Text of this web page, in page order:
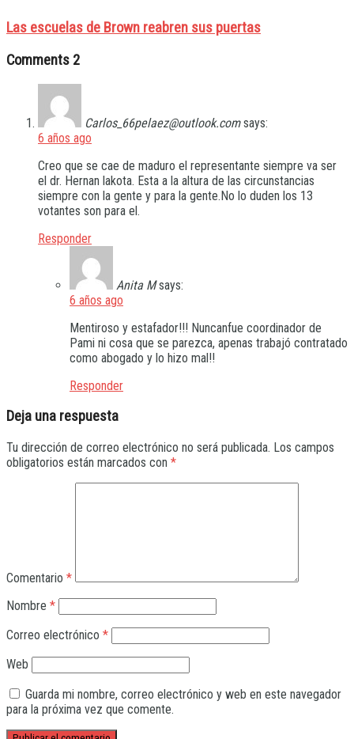
Las escuelas de Brown reabren sus puertas
Comments 2
Carlos_66pelaez@outlook.com says:
6 años ago
Creo que se cae de maduro el representante siempre va ser
el dr. Hernan lakota. Esta a la altura de las circunstancias
siempre con la gente y para la gente.No lo duden los 13
votantes son para el.
Responder
Anita M says:
6 años ago
Mentiroso y estafador!!! Nuncanfue coordinador de
Pami ni cosa que se parezca, apenas trabajó contratado
como abogado y lo hizo mal!!
Responder
Deja una respuesta
Tu dirección de correo electrónico no será publicada. Los campos
obligatorios están marcados con *
Comentario *
Nombre *
Correo electrónico *
Web
Guarda mi nombre, correo electrónico y web en este navegador
para la próxima vez que comente.